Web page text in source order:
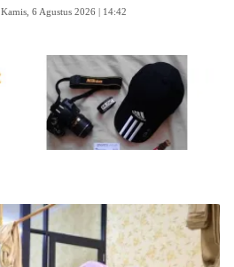
Kamis, 6 Agustus 2026 | 14:42